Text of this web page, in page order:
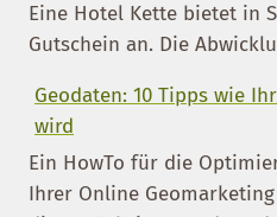
Eine Hotel Kette bietet in
Gutschein an. Die
Geodaten: 10 Tipps wie
wird
Ein HowTo für die
Ihrer Online